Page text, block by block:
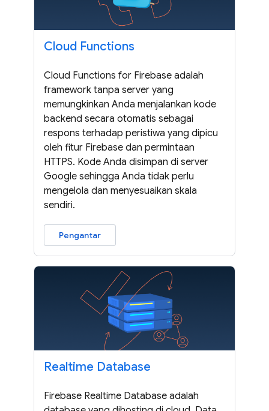
Cloud Functions
Cloud Functions for Firebase adalah
framework tanpa server yang
memungkinkan Anda menjalankan kode
backend secara otomatis sebagai
respons terhadap peristiwa yang dipicu
oleh fitur Firebase dan permintaan
HTTPS. Kode Anda disimpan di server
Google sehingga Anda tidak perlu
mengelola dan menyesuaikan skala
sendiri.
Pengantar
Realtime Database
Firebase Realtime Database adalah